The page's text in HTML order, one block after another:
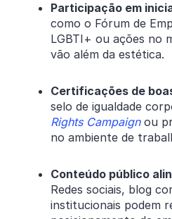
Participação em
como o Fórum de
LGBTI+ ou ações no
vão além da estética.
Certificações de
selo de igualdade
Rights Campaign ou
no ambiente de
Conteúdo público
Redes sociais, blog
institucionais podem